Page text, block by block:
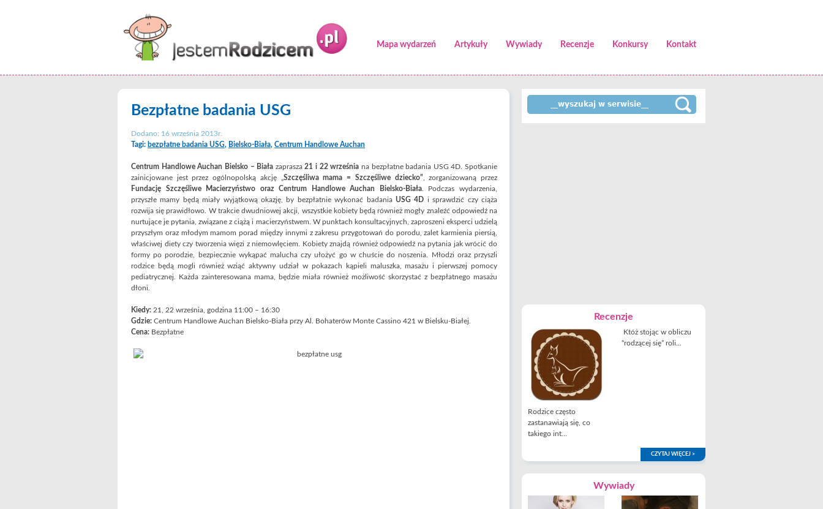
Mapa wydarzeń Artykuły Wywiady Recenzje Konkursy Kontakt
Bezpłatne badania USG
Dodano: 16 września 2013r.
Tagi: bezpłatne badania USG, Bielsko-Biała, Centrum Handlowe Auchan
Centrum Handlowe Auchan Bielsko – Biała zaprasza21 i 22 września na bezpłatne badania USG 4D. Spotkanie
zainicjowane jest przez ogólnopolską akcję „Szczęśliwa mama = Szczęśliwe dziecko”, zorganizowaną przez
Fundację Szczęśliwe Macierzyństwo oraz Centrum Handlowe Auchan Bielsko-Biała. Podczas wydarzenia,
przyszłe mamy będą miały wyjątkową okazję, by bezpłatnie wykonać badania USG 4D i sprawdzić czy ciąża
rozwija się prawidłowo. W trakcie dwudniowej akcji, wszystkie kobiety będą również mogły znaleźć odpowiedź na
nurtujące je pytania, związane z ciążą i macierzyństwem. W punktach konsultacyjnych, zaproszeni eksperci udzielą
przyszłym oraz młodym mamom porad między innymi z zakresu przygotowań do porodu, zalet karmienia piersią,
właściwej diety czy tworzenia więzi z niemowlęciem. Kobiety znajdą również odpowiedź na pytania jak wrócić do
formy po porodzie, bezpiecznie wykąpać malucha czy ułożyć go w chuście do noszenia. Młodzi oraz przyszli
rodzice będą mogli również wziąć aktywny udział w pokazach kąpieli maluszka, masażu i pierwszej pomocy
pediatrycznej. Każda zainteresowana mama, będzie miała również możliwość skorzystać z bezpłatnego masażu
dłoni.
Kiedy: 21, 22 września, godzina 11:00 – 16:30
Gdzie: Centrum Handlowe Auchan Bielsko-Biała przy Al. Bohaterów Monte Cassino 421 w Bielsku-Białej.
Cena: Bezpłatne
Recenzje
Rodzice często
zastanawiają się, co
takiego int...
Któż stojąc w obliczu
“rodzącej się” roli...
CZYTAJ WIĘCEJ >
Wywiady